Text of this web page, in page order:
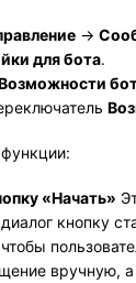
→
для бота.
«Начать»
кнопку
вручную, а